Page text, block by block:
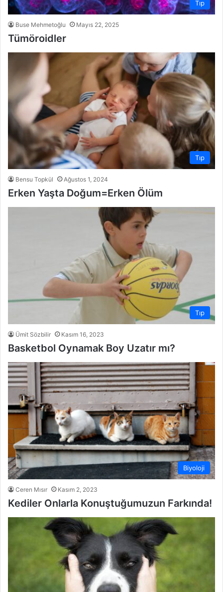
Tıp
Buse Mehmetoğlu Mayıs 22, 2025
Tümöroidler
Tıp
Bensu Topkül Ağustos 1, 2024
Erken Yaşta Doğum=Erken Ölüm
Tıp
Ümit Sözbilir Kasım 16, 2023
Basketbol Oynamak Boy Uzatır mı?
Biyoloji
Ceren Mısır Kasım 2, 2023
Kediler Onlarla Konuştuğumuzun Farkında!